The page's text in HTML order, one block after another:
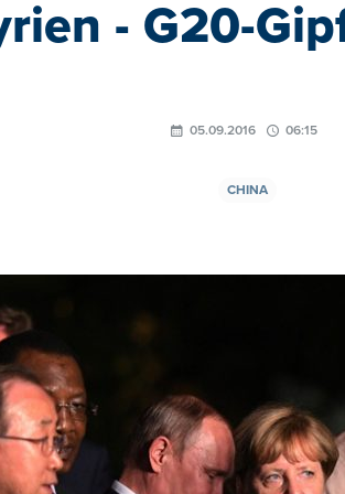
- G20-
05.09.2016 06:15
CHINA